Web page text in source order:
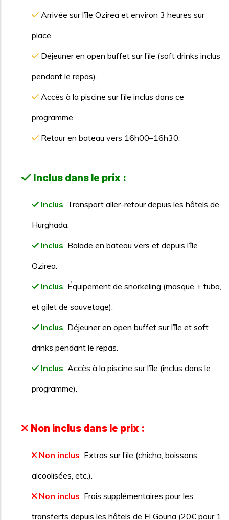
Arrivée sur l’île Ozirea et environ 3 heures sur
place.
Déjeuner en open buffet sur l’île (soft drinks inclus
pendant le repas).
Accès à la piscine sur l’île inclus dans ce
programme.
Retour en bateau vers 16h00–16h30.
Inclus dans le prix :
Inclus Transport aller-retour depuis les hôtels de
Hurghada.
Inclus Balade en bateau vers et depuis l’île
Ozirea.
Inclus Équipement de snorkeling (masque + tuba,
et gilet de sauvetage).
Inclus Déjeuner en open buffet sur l’île et soft
drinks pendant le repas.
Inclus Accès à la piscine sur l’île (inclus dans le
programme).
Non inclus dans le prix :
Non inclus Extras sur l’île (chicha, boissons
alcoolisées, etc.).
Non inclus Frais supplémentaires pour les
transferts depuis les hôtels de El Gouna (20€ pour 1